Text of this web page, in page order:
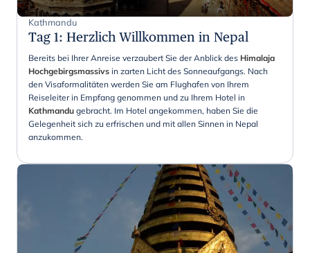
Kathmandu
Tag 1: Herzlich Willkommen in Nepal
Bereits bei Ihrer Anreise verzaubert Sie der Anblick des Himalaja
Hochgebirgsmassivs in zarten Licht des Sonneaufgangs. Nach
den Visaformalitäten werden Sie am Flughafen von Ihrem
Reiseleiter in Empfang genommen und zu Ihrem Hotel in
Kathmandu gebracht. Im Hotel angekommen, haben Sie die
Gelegenheit sich zu erfrischen und mit allen Sinnen in Nepal
anzukommen.